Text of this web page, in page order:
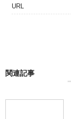
URL
関連記事